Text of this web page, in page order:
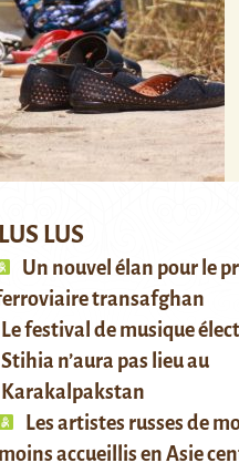
LUS
Un nouvel élan pour le
transafghan
Le festival de musique
Stihia n’aura pas lieu au
Karakalpakstan
Les artistes russes de
moins accueillis en Asie